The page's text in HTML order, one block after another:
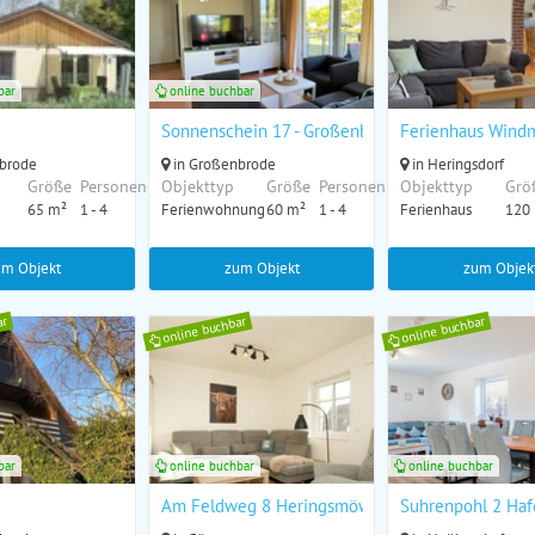
Größe
65 m²
Personen
1 - 4
Objekt
Sonnenschein 17 - Großenbrode
in Großenbrode
Objekttyp
Ferienwohnung
Größe
60 m²
Personen
1 - 4
online buchbar
zum Objekt
Ferienhaus
in Heringsdorf
Objekttyp
Ferienhaus 120
zum
online buchbar
Am Feldweg 8 Heringsmöwe
online buchbar
online buchbar
Suhrenpohl 2
online buchbar